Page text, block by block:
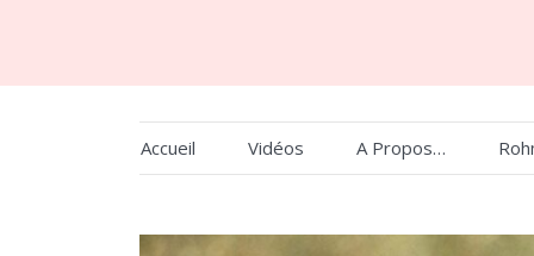
Accueil Vidéos A Propos…